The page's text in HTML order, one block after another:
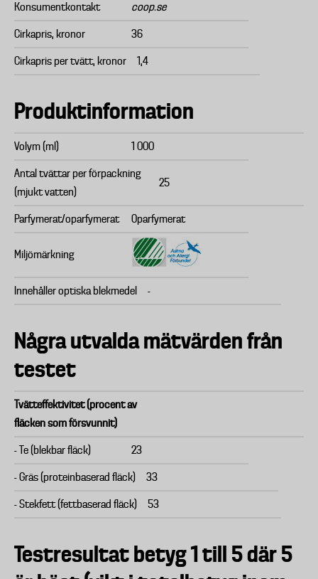
Konsumentkontakt coop.se
Cirkapris, kronor 36
Cirkapris per tvätt, kronor 1,4
Produktinformation
Volym (ml) 1 000
Antal tvättar per förpackning
(mjukt vatten)
25
Parfymerat/oparfymerat Oparfymerat
Miljömärkning
Innehåller optiska blekmedel -
Några utvalda mätvärden från
testet
Tvätteffektivitet (procent av
fläcken som försvunnit)
- Te (blekbar fläck) 23
- Gräs (proteinbaserad fläck) 33
- Stekfett (fettbaserad fläck) 53
Testresultat betyg 1 till 5 där 5